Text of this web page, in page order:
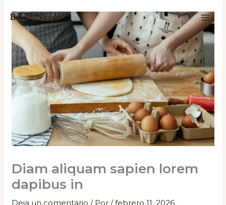
contenido
Diam aliquam sapien lorem
dapibus in
Deja un comentario / Por/febrero 11, 2026